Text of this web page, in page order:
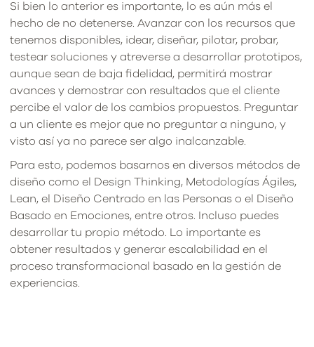
Si bien lo anterior es importante, lo es aún más el
hecho de no detenerse. Avanzar con los recursos que
tenemos disponibles, idear, diseñar, pilotar, probar,
testear soluciones y atreverse a desarrollar prototipos,
aunque sean de baja fidelidad, permitirá mostrar
avances y demostrar con resultados que el cliente
percibe el valor de los cambios propuestos. Preguntar
a un cliente es mejor que no preguntar a ninguno, y
visto así ya no parece ser algo inalcanzable.
Para esto, podemos basarnos en diversos métodos de
diseño como el Design Thinking, Metodologías Ágiles,
Lean, el Diseño Centrado en las Personas o el Diseño
Basado en Emociones, entre otros. Incluso puedes
desarrollar tu propio método. Lo importante es
obtener resultados y generar escalabilidad en el
proceso transformacional basado en la gestión de
experiencias.